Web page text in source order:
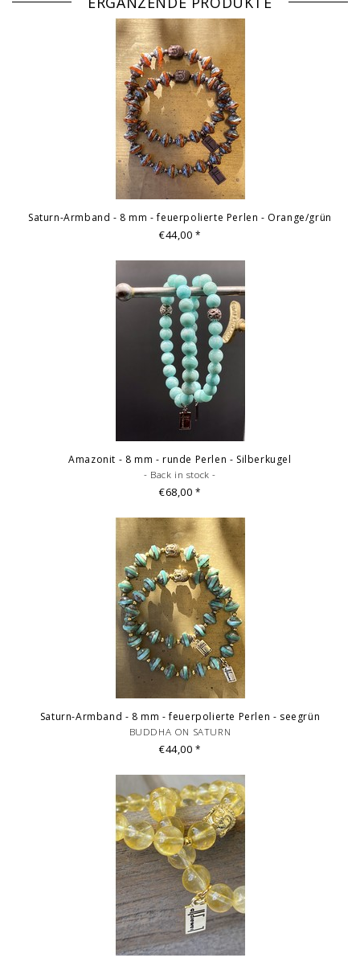
Saturn-Armband - 8 mm - feuerpolierte Perlen - Orange/grün
€44,00*
Amazonit - 8 mm - runde Perlen - Silberkugel
- Back in stock -
€68,00*
Saturn-Armband - 8 mm - feuerpolierte Perlen - seegrün
BUDDHA ON SATURN
€44,00*